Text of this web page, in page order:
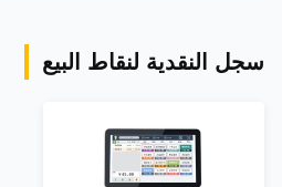
سجل النقدية لنقاط البيع